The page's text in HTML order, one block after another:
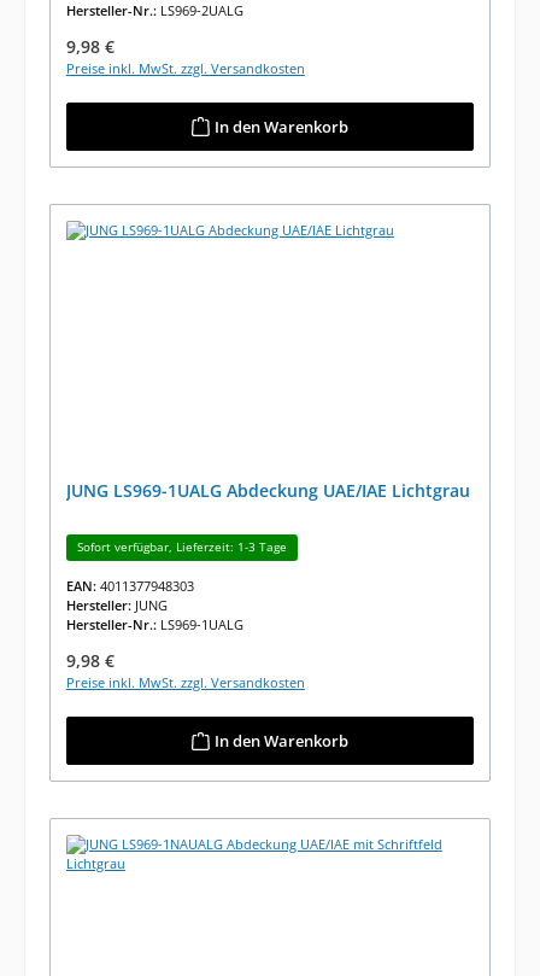
Hersteller-Nr.: LS969-2UALG
Regulärer Preis:
9,98 €
Preise inkl. MwSt. zzgl. Versandkosten
In den Warenkorb
JUNG LS969-1UALG Abdeckung UAE/IAE Lichtgrau
Sofort verfügbar, Lieferzeit: 1-3 Tage
EAN: 4011377948303
Hersteller: JUNG
Hersteller-Nr.: LS969-1UALG
Regulärer Preis:
9,98 €
Preise inkl. MwSt. zzgl. Versandkosten
In den Warenkorb